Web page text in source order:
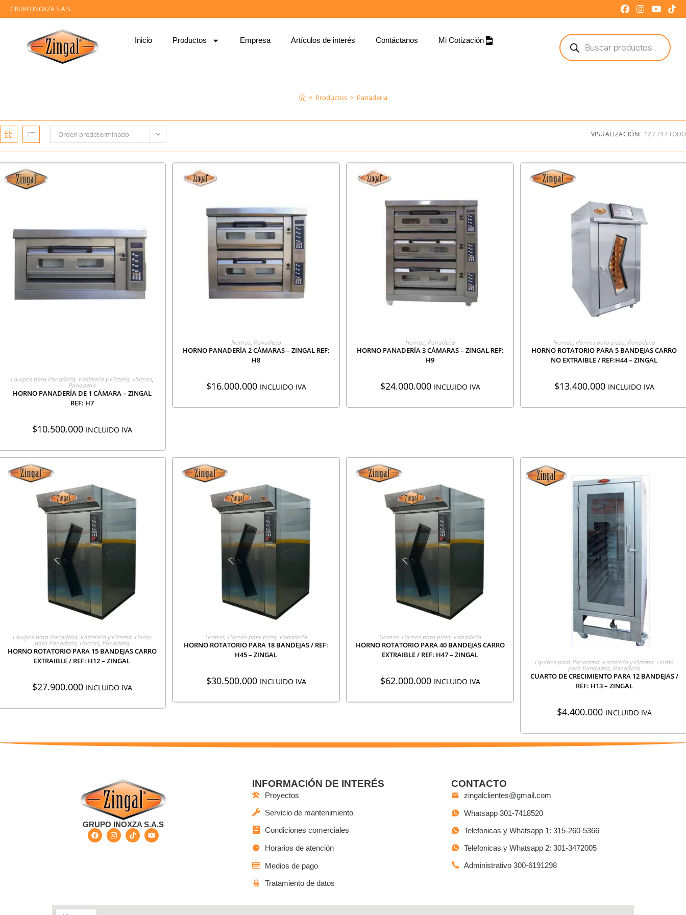
GRUPO INOXZA S.A.S.
Inicio Productos Empresa Artículos de interés Contáctanos Mi Cotización
> Productos > Panaderia
Orden predeterminado VISUALIZACIÓN: 12 24 TODO
AGREGAR A COTIZACIÓN
Equipos para Panadería, Pastelería y Pizzeria, Hornos,
Panaderia
HORNO PANADERÍA DE 1 CÁMARA – ZINGAL
REF: H7
$10.500.000 INCLUIDO IVA
AGREGAR A COTIZACIÓN
Hornos, Panaderia
HORNO PANADERÍA 2 CÁMARAS – ZINGAL REF:
H8
$16.000.000 INCLUIDO IVA
AGREGAR A COTIZACIÓN
Hornos, Panaderia
HORNO PANADERÍA 3 CÁMARAS – ZINGAL REF:
H9
$24.000.000 INCLUIDO IVA
AGREGAR A COTIZACIÓN
Hornos, Hornos para pizza, Panaderia
HORNO ROTATORIO PARA 5 BANDEJAS CARRO
NO EXTRAIBLE / REF:H44 – ZINGAL
$13.400.000 INCLUIDO IVA
AGREGAR A COTIZACIÓN
Equipos para Panadería, Pastelería y Pizzeria, Horno
para Panadería,Hornos, Panaderia
HORNO ROTATORIO PARA 15 BANDEJAS CARRO
EXTRAIBLE / REF: H12 – ZINGAL
$27.900.000 INCLUIDO IVA
AGREGAR A COTIZACIÓN
Hornos, Hornos para pizza, Panaderia
HORNO ROTATORIO PARA 18 BANDEJAS / REF:
H45 – ZINGAL
$30.500.000 INCLUIDO IVA
AGREGAR A COTIZACIÓN
Hornos, Hornos para pizza, Panaderia
HORNO ROTATORIO PARA 40 BANDEJAS CARRO
EXTRAIBLE / REF: H47 – ZINGAL
$62.000.000 INCLUIDO IVA
AGREGAR A COTIZACIÓN
Equipos para Panadería, Pastelería y Pizzeria, Horno
para Panadería, Panaderia
CUARTO DE CRECIMIENTO PARA 12 BANDEJAS /
REF: H13 – ZINGAL
$4.400.000 INCLUIDO IVA
GRUPO INOXZA S.A.S
INFORMACIÓN DE INTERÉS
Proyectos
Servicio de mantenimiento
Condiciones comerciales
Horarios de atención
Medios de pago
Tratamiento de datos
CONTACTO
zingalclientes@gmail.com
Whatsapp 301-7418520
Telefonicas y Whatsapp 1: 315-260-5366
Telefonicas y Whatsapp 2: 301-3472005
Administrativo 300-6191298